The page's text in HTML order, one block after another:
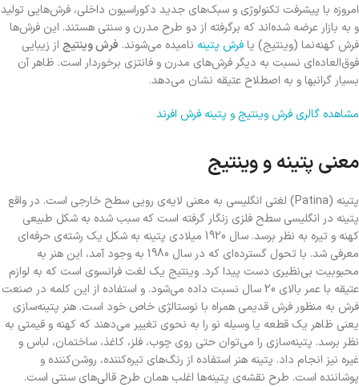
امروزه با پیشرفت تکنولوژی و سبک‌های جدید دکوراسیون داخلی، فرش‌هایی تولید
و به بازار عرضه شده‌اند که برگرفته از دو طرح مدرن و سنتی هستند. این فرش‌ها
فرش کهنه‌نما (وینتیج) یافرش پتینه نامیده‌ می‌شوند. فرش وینتیج از زیبایی
فوق‌العاده‌ای نسبت به دیگر فرش‌های مدرن و فانتزی برخوردار است. ظاهر آن
بسیار گرانبها و به اصطلاح عتیقه نشان می‌دهد.
مشاهده گالری فرش وینتیج و پتینه فرش افرند
معنی پتینه و وینتیج
پتینه (Patina) لغتی انگلیسی به معنی لایه‌‌ی رویی سطح خارجی است. در واقع
پتینه در انگلیسی سطح فلزی زنگار گرفته است که سبب شده به شکل طبیعی
کهنه و تیره به نظر برسد. سال 1920 میلادی پتینه به شکل یک رشته‌ی حرفه‌ای
معرفی شد. با تحول گسترده‌ای که در سال 1980 به وجود آمد، این هنر به
محبوبیت بی‌نظیری دست‌ پیدا کرد. وینتیج یک لغت فرانسوی است که به لوازم
عتیقه با عمر بالای 20 سال نسبت داده می‌شود. و استفاده از این کلمه در صنعت
فرش به منظور فرش قدیمی همراه با نوستالژی خاص خود است. هنر پتینه‌سازی
یعنی ظاهر یک قطعه یا وسیله نو را به نحوی تغییر می‌دهند که کهنه و قیمتی به
نظر برسد. پتینه‌سازی را می‌توان حتی روی چوب، فلز، کاغذ، ساختمان، لباس و
غیره نیز انجام داد. پتینه هنر استفاده از رنگ‌های تیره‌کننده، روشن‌کننده و
پوشاننده است. طرح نقشه‌ی پتینه‌ها اغلب همان طرح قالی‌های سنتی است.